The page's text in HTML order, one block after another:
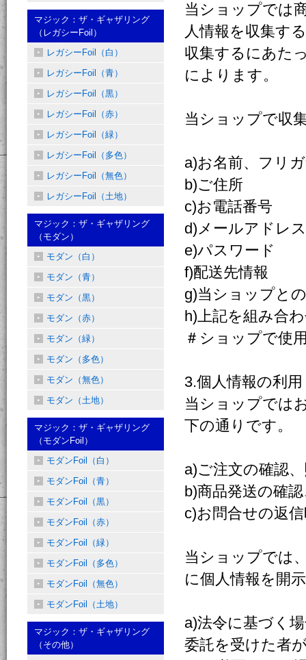
当ショップでは
人情報を収集す
収集するにあた
によります。
当ショップで収
a)お名前、フリ
b)ご住所
c)お電話番号
d)メールアドレス
e)パスワード
f)配送先情報
g)当ショップと
h)上記を組み合
＃ショップで使
3.個人情報の利用
当ショップでは
下の通りです。
a)ご注文の確認
b)商品発送の確
c)お問合せの返
当ショップでは
に個人情報を開
a)法令に基づく
委託を受けた者
マジック：ザ・ギャザリング
（レガシーFoil）
レガシーFoil（白）
レガシーFoil（青）
レガシーFoil（黒）
レガシーFoil（赤）
レガシーFoil（緑）
レガシーFoil（多色）
レガシーFoil（無色）
レガシーFoil（土地）
マジック：ザ・ギャザリング
（モダン）
モダン（白）
モダン（青）
モダン（黒）
モダン（赤）
モダン（緑）
モダン（多色）
モダン（無色）
モダン（土地）
マジック：ザ・ギャザリング
（モダンFoil）
モダンFoil（白）
モダンFoil（青）
モダンFoil（黒）
モダンFoil（赤）
モダンFoil（緑）
モダンFoil（多色）
モダンFoil（無色）
モダンFoil（土地）
マジック：ザ・ギャザリング
（その他）